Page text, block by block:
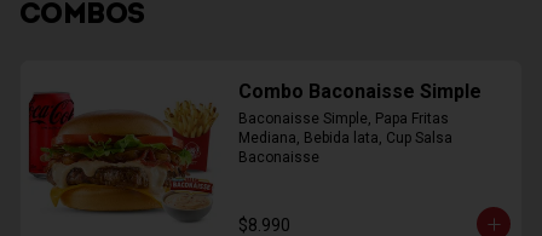
COMBOS
Combo Baconaisse Simple
Baconaisse Simple, Papa Fritas
Mediana, Bebida lata, Cup Salsa
Baconaisse
$8.990